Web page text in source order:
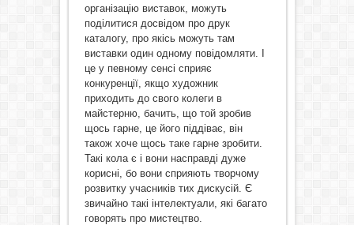
організацію виставок, можуть
поділитися досвідом про друк
каталогу, про якісь можуть там
виставки один одному повідомляти. І
це у певному сенсі сприяє
конкуренції, якщо художник
приходить до свого колеги в
майстерню, бачить, що той зробив
щось гарне, це його піддіває, він
також хоче щось таке гарне зробити.
Такі кола є і вони насправді дуже
корисні, бо вони сприяють творчому
розвитку учасників тих дискусій. Є
звичайно такі інтелектуали, які багато
говорять про мистецтво.